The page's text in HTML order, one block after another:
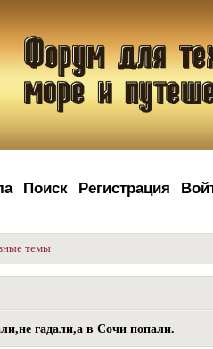
Поиск Регистрация
темы
гадали,а в Сочи попали.